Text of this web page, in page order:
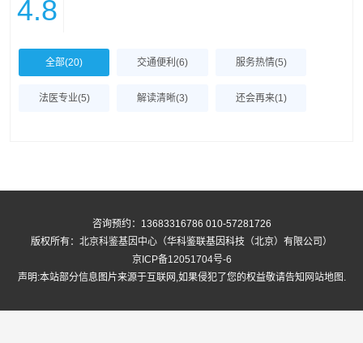
4.8
全部(20) 交通便利(6) 服务热情(5)
法医专业(5) 解读清晰(3) 还会再来(1)
咨询预约：13683316786 010-57281726
版权所有： 北京科鉴基因中心 （华科鉴联基因科技（北京）有限公司）
京ICP备12051704号-6
声明:本站部分信息图片来源于互联网,如果侵犯了您的权益敬请告知 网站地图